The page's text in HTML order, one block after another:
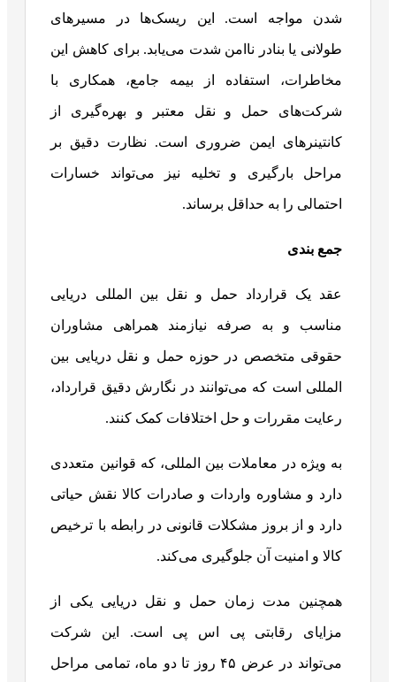
شدن مواجه است. این ریسک‌ها در مسیرهای
طولانی یا بنادر ناامن شدت می‌یابد. برای کاهش این
مخاطرات، استفاده از بیمه جامع، همکاری با
شرکت‌های حمل‌ و نقل معتبر و بهره‌گیری از
کانتینرهای ایمن ضروری است. نظارت دقیق بر
مراحل بارگیری و تخلیه نیز می‌تواند خسارات
احتمالی را به حداقل برساند.
جمع بندی
عقد یک قرارداد حمل‌ و نقل بین المللی دریایی
مناسب و به‌ صرفه نیازمند همراهی مشاوران
حقوقی متخصص در حوزه حمل‌ و نقل دریایی بین‌
المللی است که می‌توانند در نگارش دقیق قرارداد،
رعایت مقررات و حل اختلافات کمک کنند.
به‌ ویژه در معاملات بین‌ المللی، که قوانین متعددی
دارد و مشاوره واردات و صادرات کالا نقش حیاتی
دارد و از بروز مشکلات قانونی در رابطه با ترخیص
کالا و امنیت آن جلوگیری می‌کند.
همچنین مدت زمان حمل و نقل دریایی یکی از
مزایای رقابتی پی اس پی است. این شرکت
می‌تواند در عرض ۴۵ روز تا دو ماه، تمامی مراحل